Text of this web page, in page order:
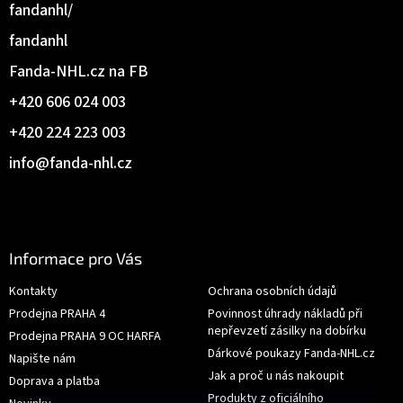
info@fanda-nhl.cz
+420 224 223 003
+420 606 024 003
Fanda-NHL.cz na FB
fandanhl
fandanhl/
Informace pro Vás
Kontakty
Prodejna PRAHA 4
Prodejna PRAHA 9 OC HARFA
Napište nám
Doprava a platba
Ochrana osobních údajů
Povinnost úhrady nákladů při
nepřevzetí zásilky na dobírku
Dárkové poukazy Fanda-NHL.cz
Jak a proč u nás nakoupit
Produkty z oficiálního